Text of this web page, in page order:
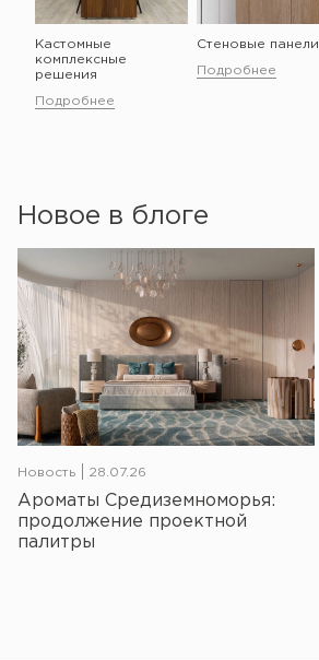
Кастомные
комплексные
решения
Подробнее
Стеновые панели
Подробнее
Новое в блоге
Новость 28.07.26
Ароматы Средиземноморья:
продолжение проектной
палитры